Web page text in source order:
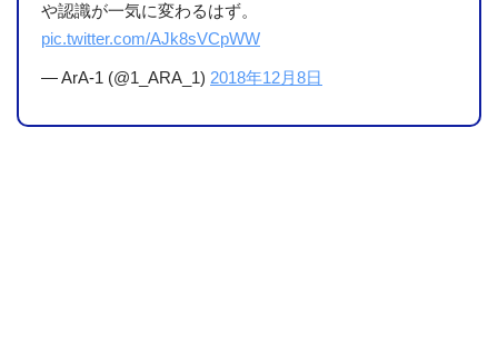
や認識が一気に変わるはず。
pic.twitter.com/AJk8sVCpWW
— ArA-1 (@1_ARA_1) 2018年12月8日